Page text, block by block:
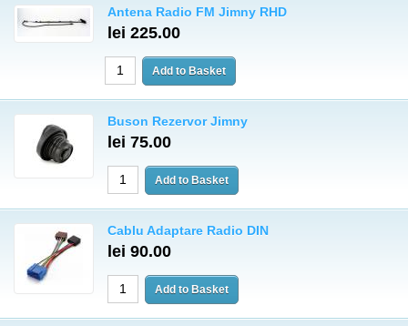
Antena Radio FM Jimny RHD
lei 225.00
Buson Rezervor Jimny
lei 75.00
Cablu Adaptare Radio DIN
lei 90.00